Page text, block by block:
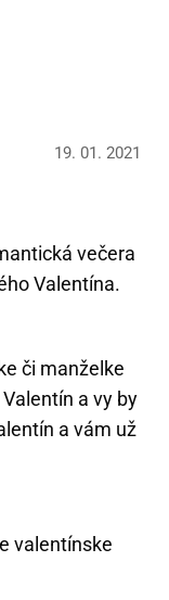
19. 01. 2021
večera
Valentína.
či manželke
a vy by
a vám už
valentínske